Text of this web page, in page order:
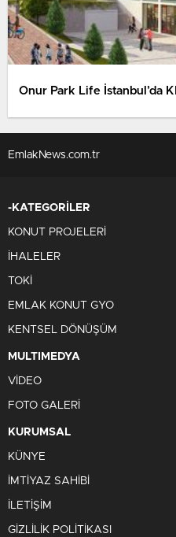
Onur Park Life İstanbul’da
EmlakNews.com.tr
-KATEGORİLER
KONUT PROJELERİ
İHALELER
TOKİ
EMLAK KONUT GYO
KENTSEL DÖNÜŞÜM
MULTIMEDYA
VİDEO
FOTO GALERİ
KURUMSAL
KÜNYE
İMTİYAZ SAHİBİ
İLETİŞİM
GİZLİLİK POLİTİKASI